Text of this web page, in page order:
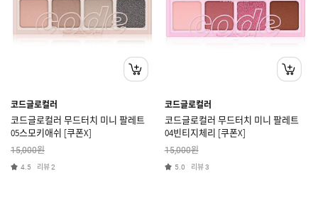
코드글로컬러
코드글로컬러 무드터치 미니 팔레트
05스모키애쉬 [쿠폰X]
15,000원
4.5 리뷰2
코드글로컬러
코드글로컬러 무드터치 미니 팔레트
04빈티지체리 [쿠폰X]
15,000원
5.0 리뷰3